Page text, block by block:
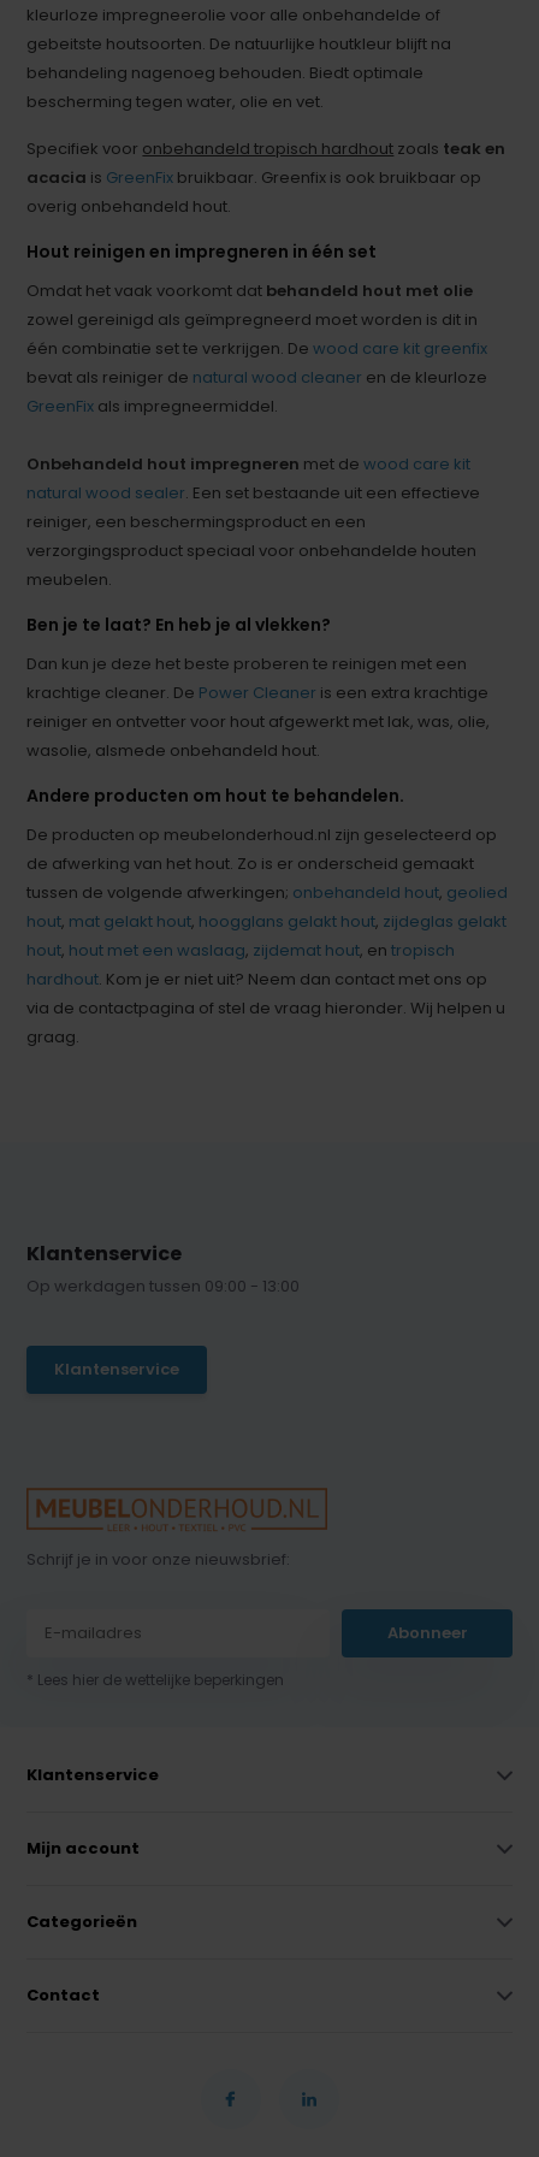
kleurloze impregneerolie voor alle onbehandelde of
gebeitste houtsoorten. De natuurlijke houtkleur blijft na
behandeling nagenoeg behouden. Biedt optimale
bescherming tegen water, olie en vet.
Specifiek voor onbehandeld tropisch hardhout zoals teak en
acacia is GreenFix bruikbaar. Greenfix is ook bruikbaar op
overig onbehandeld hout.
Hout reinigen en impregneren in één set
Omdat het vaak voorkomt dat behandeld hout met olie
zowel gereinigd als geïmpregneerd moet worden is dit in
één combinatie set te verkrijgen. Dewood care kit greenfix
bevat als reiniger de natural wood cleaner en de kleurloze
GreenFix als impregneermiddel.
Onbehandeld hout impregneren met dewood care kit
natural wood sealer. Een set bestaande uit een effectieve
reiniger, een beschermingsproduct en een
verzorgingsproduct speciaal voor onbehandelde houten
meubelen.
Ben je te laat? En heb je al vlekken?
Dan kun je deze het beste proberen te reinigen met een
krachtige cleaner. De Power Cleaner is een extra krachtige
reiniger en ontvetter voor hout afgewerkt met lak, was, olie,
wasolie, alsmede onbehandeld hout.
Andere producten om hout te behandelen.
De producten op meubelonderhoud.nl zijn geselecteerd op
de afwerking van het hout. Zo is er onderscheid gemaakt
tussen de volgende afwerkingen; onbehandeld hout, geolied
hout, mat gelakt hout, hoogglans gelakt hout, zijdeglas gelakt
hout, hout met een waslaag, zijdemat hout, entropisch
hardhout. Kom je er niet uit? Neem dan contact met ons op
via de contactpagina of stel de vraag hieronder. Wij helpen u
graag.
Klantenservice
Op werkdagen tussen 09:00 - 13:00
Klantenservice
Schrijf je in voor onze nieuwsbrief:
Abonneer
* Lees hier de wettelijke beperkingen
Klantenservice
Mijn account
Categorieën
Contact